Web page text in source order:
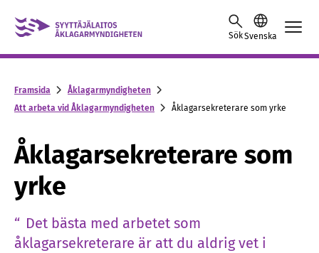
Skip to content -saavutettavuusohje
SökSvenska
Framsida
Åklagarmyndigheten
Att arbeta vid Åklagarmyndigheten
Åklagarsekreterare som yrke
Åklagarsekreterare som
yrke
Det bästa med arbetet som
åklagarsekreterare är att du aldrig vet i